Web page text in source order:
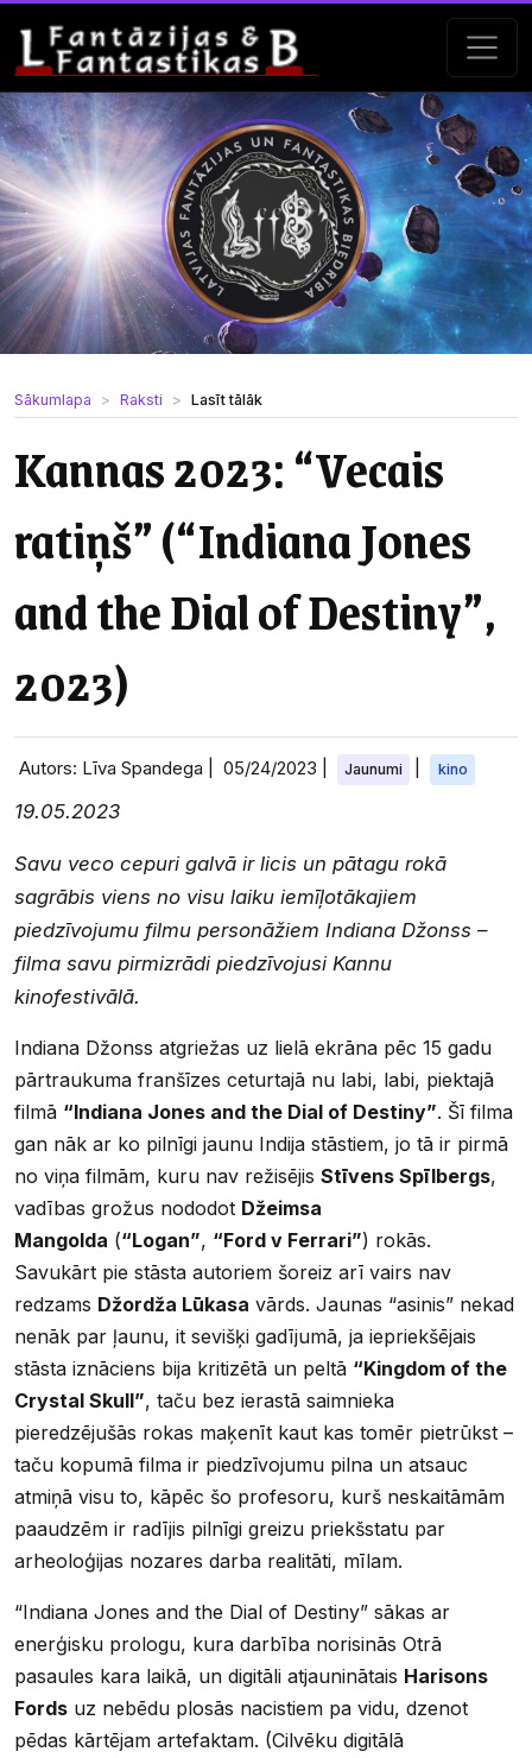
Sākumlapa Raksti Lasīt tālāk
Kannas 2023: “Vecais
ratiņš” (“Indiana Jones
and the Dial of Destiny”,
2023)
Autors: Līva Spandega | 05/24/2023 Jaunumi kino
19.05.2023
Savu veco cepuri galvā ir licis un pātagu rokā
sagrābis viens no visu laiku iemīļotākajiem
piedzīvojumu filmu personāžiem Indiana Džonss –
filma savu pirmizrādi piedzīvojusi Kannu
kinofestivālā.
Indiana Džonss atgriežas uz lielā ekrāna pēc 15 gadu
pārtraukuma franšīzes ceturtajā nu labi, labi, piektajā
filmā “Indiana Jones and the Dial of Destiny”. Šī filma
gan nāk ar ko pilnīgi jaunu Indija stāstiem, jo tā ir pirmā
no viņa filmām, kuru nav režisējis Stīvens Spīlbergs,
vadības grožus nododot Džeimsa
Mangolda (“Logan”, “Ford v Ferrari”) rokās.
Savukārt pie stāsta autoriem šoreiz arī vairs nav
redzams Džordža Lūkasa vārds. Jaunas “asinis” nekad
nenāk par ļaunu, it sevišķi gadījumā, ja iepriekšējais
stāsta iznāciens bija kritizētā un peltā “Kingdom of the
Crystal Skull”, taču bez ierastā saimnieka
pieredzējušās rokas maķenīt kaut kas tomēr pietrūkst –
taču kopumā filma ir piedzīvojumu pilna un atsauc
atmiņā visu to, kāpēc šo profesoru, kurš neskaitāmām
paaudzēm ir radījis pilnīgi greizu priekšstatu par
arheoloģijas nozares darba realitāti, mīlam.
“Indiana Jones and the Dial of Destiny” sākas ar
enerģisku prologu, kura darbība norisinās Otrā
pasaules kara laikā, un digitāli atjauninātais Harisons
Fords uz nebēdu plosās nacistiem pa vidu, dzenot
pēdas kārtējam artefaktam. (Cilvēku digitālā